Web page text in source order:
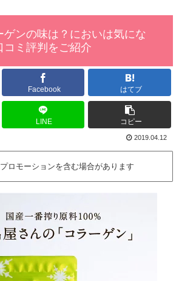
ゲンの味は？においは気にな
コミ評判をご紹介
Facebook はてブ
LINE コピー
2019.04.12
ロモーションを含む場合があります